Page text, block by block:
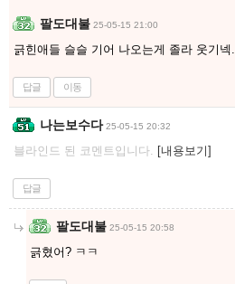
팔도대불 25-05-15 21:00
긁힌애들 슬슬 기어 나오는게 졸라 웃기넥.
답글 이동
나는보수다 25-05-15 20:32
블라인드 된 코멘트입니다. [내용보기]
답글
팔도대불 25-05-15 20:58
긁혔어? ㅋㅋ